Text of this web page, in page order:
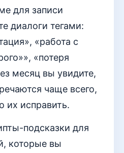
для записи
диалоги тегами:
«работа с
«потеря
месяц вы увидите,
чаще всего,
их исправить.
подсказки для
которые вы